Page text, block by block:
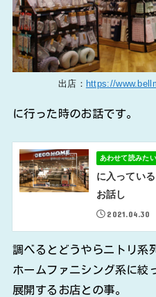
出店： https://
に行った時のお話です。
あわせて読みたい
に入ってい
お話し
2021.04.30
調べるとどうやらニトリ系
ホームファニシング系に絞
展開するお店との事。